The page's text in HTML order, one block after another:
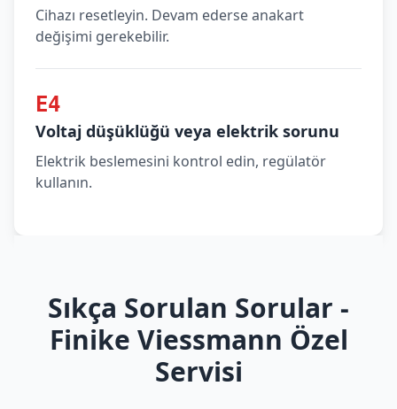
Cihazı resetleyin. Devam ederse anakart
değişimi gerekebilir.
E4
Voltaj düşüklüğü veya elektrik sorunu
Elektrik beslemesini kontrol edin, regülatör
kullanın.
Sıkça Sorulan Sorular -
Finike Viessmann Özel
Servisi